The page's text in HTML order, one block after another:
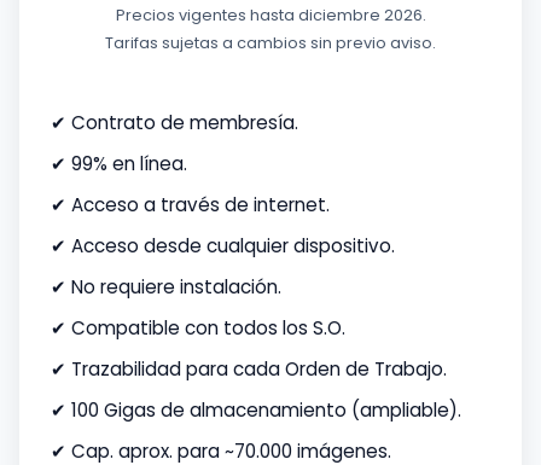
Precios vigentes hasta diciembre 2026.
Tarifas sujetas a cambios sin previo aviso.
✔ Contrato de membresía.
✔ 99% en línea.
✔ Acceso a través de internet.
✔ Acceso desde cualquier dispositivo.
✔ No requiere instalación.
✔ Compatible con todos los S.O.
✔ Trazabilidad para cada Orden de Trabajo.
✔ 100 Gigas de almacenamiento (ampliable).
✔ Cap. aprox. para ~70.000 imágenes.